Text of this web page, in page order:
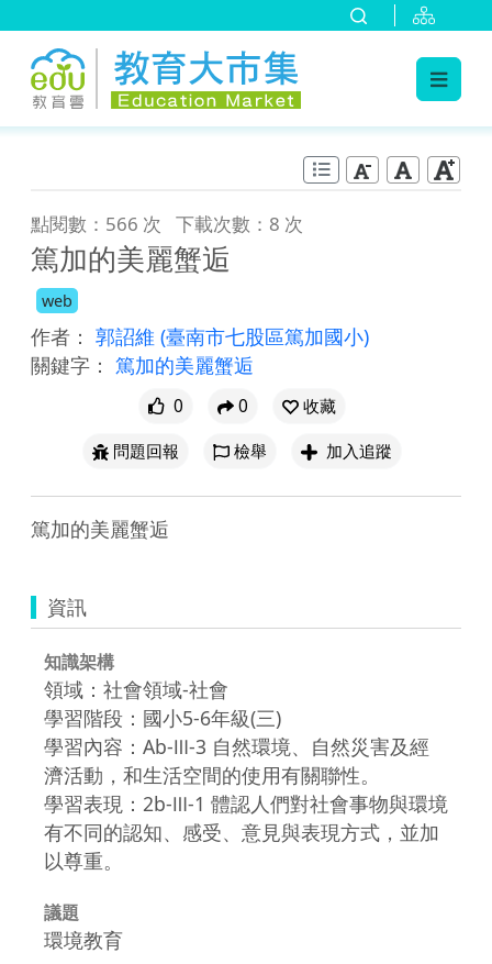
點閱數：566 次 下載次數：8 次
篤加的美麗蟹逅
web
作者： 郭詔維 (臺南市七股區篤加國小)
關鍵字： 篤加的美麗蟹逅
0 0
收藏
問題回報
檢舉 加入追蹤
篤加的美麗蟹逅
資訊
知識架構
領域：社會領域-社會
學習階段：國小5-6年級(三)
學習內容：Ab-Ⅲ-3 自然環境、自然災害及經
濟活動，和生活空間的使用有關聯性。
學習表現：2b-Ⅲ-1 體認人們對社會事物與環境
有不同的認知、感受、意見與表現方式，並加
以尊重。
議題
環境教育